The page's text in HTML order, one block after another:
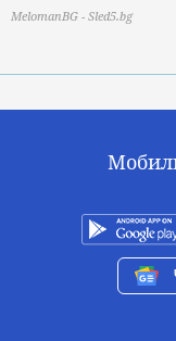
MelomanBG - Sled5.bg